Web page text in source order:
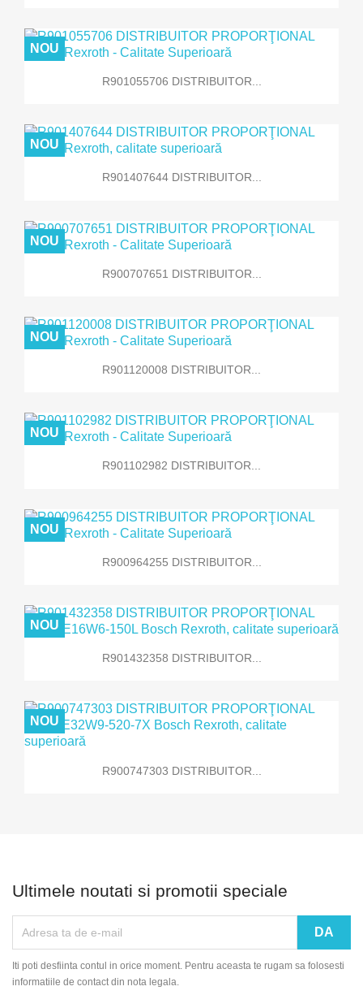
R901055706 DISTRIBUITOR...
NOU
R901407644 DISTRIBUITOR...
NOU
R900707651 DISTRIBUITOR...
NOU
R901120008 DISTRIBUITOR...
NOU
R901102982 DISTRIBUITOR...
NOU
R900964255 DISTRIBUITOR...
NOU
R901432358 DISTRIBUITOR...
NOU
R900747303 DISTRIBUITOR...
NOU
Ultimele noutati si promotii speciale
Iti poti desfiinta contul in orice moment. Pentru aceasta te rugam sa folosesti
informatiile de contact din nota legala.